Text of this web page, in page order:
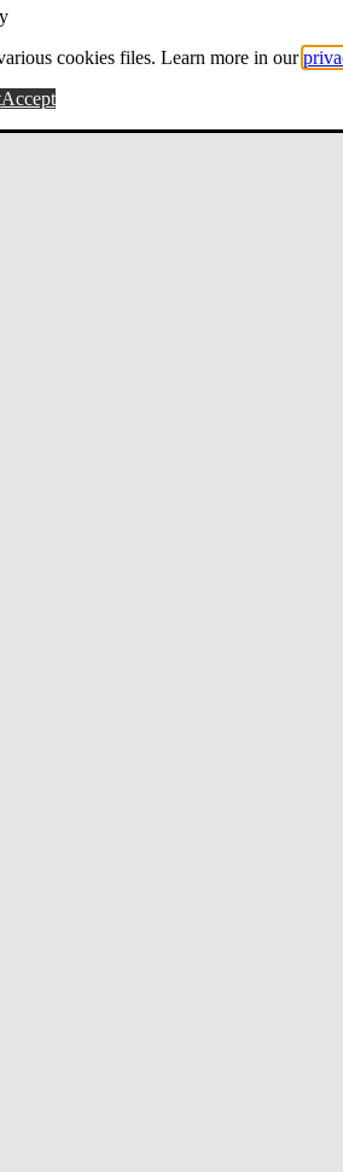
cookies files. Learn more in our
Accept